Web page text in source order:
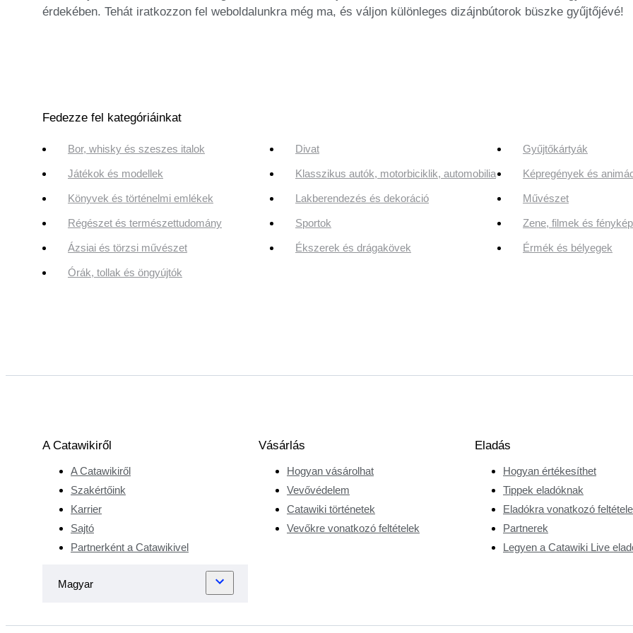
érdekében. Tehát iratkozzon fel weboldalunkra még ma, és váljon különleges dizájnbútorok büszke gyűjtőjévé!
Fedezze fel kategóriáinkat
Bor, whisky és szeszes italok Divat Gyűjtőkártyák
Játékok és modellek Klasszikus autók, motorbiciklik, automobilia Képregények és
Könyvek és történelmi emlékek Lakberendezés és dekoráció Művészet
Régészet és természettudomány Sportok Zene, filmek és
Ázsiai és törzsi művészet Ékszerek és drágakövek Érmék és bélyegek
Órák, tollak és öngyújtók
A Catawikiről
A Catawikiről
Szakértőink
Karrier
Sajtó
Partnerként a Catawikivel
Vásárlás
Hogyan vásárolhat
Vevővédelem
Catawiki történetek
Vevőkre vonatkozó feltételek
Eladás
Hogyan értékesíthet
Tippek eladóknak
Eladókra vonatkozó
Partnerek
Legyen a Catawiki Live